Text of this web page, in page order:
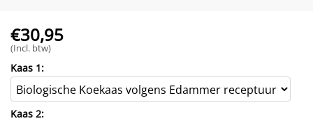
€30,95
(Incl. btw)
Kaas 1:
Kaas 2: